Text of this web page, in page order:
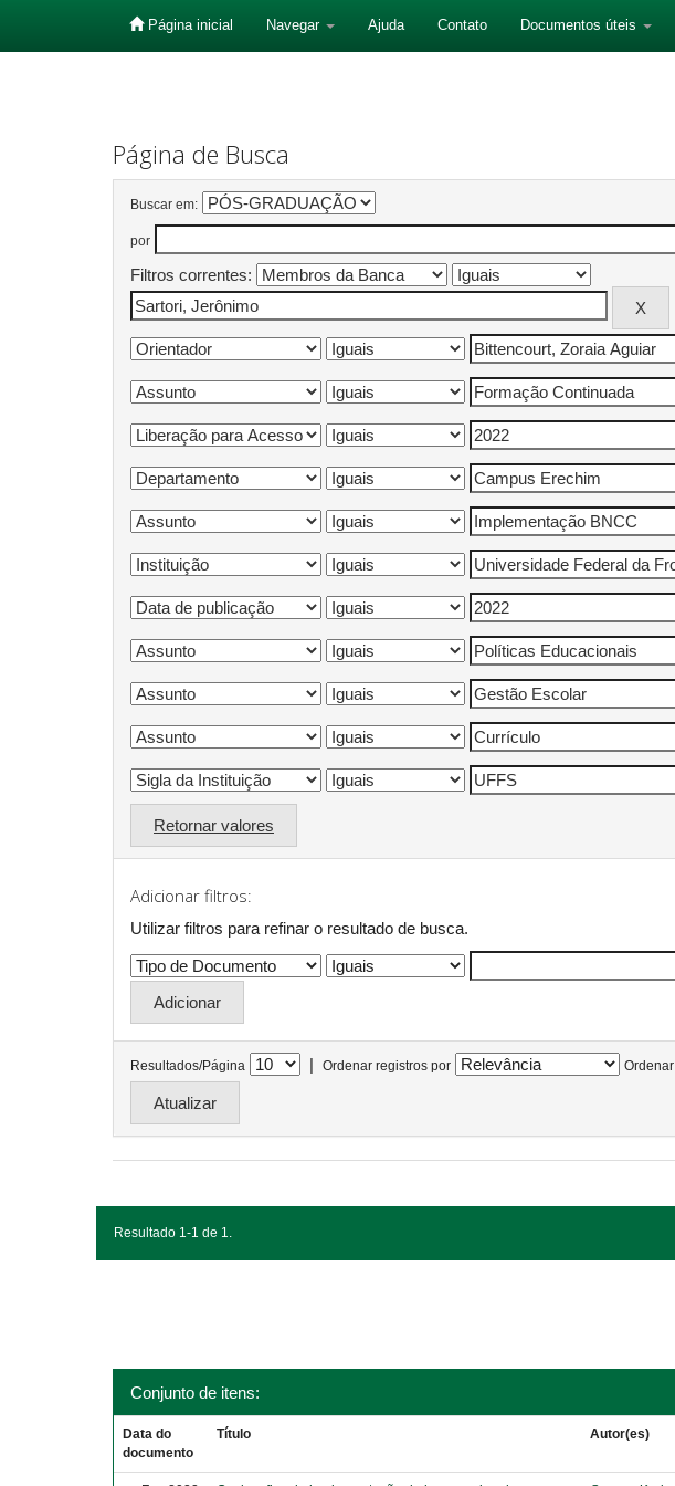
Página inicial Navegar Ajuda Contato Documentos úteis
Página de Busca
Buscar em:
por
Filtros correntes:
Retornar valores
Adicionar filtros:
Utilizar filtros para refinar o resultado de busca.
Resultados/Página | Ordenar registros por Ordenar
Resultado 1-1 de 1.
Conjunto de itens:
Data do
documento
Título Autor(es)